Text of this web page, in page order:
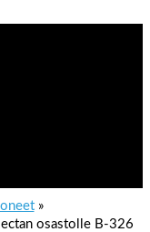
osastolle B-326